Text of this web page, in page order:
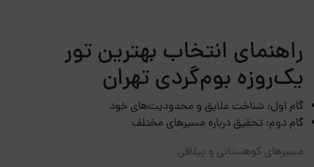
راهنمای انتخاب بهترین تور
یک‌روزه بوم‌گردی تهران
گام اول: شناخت علایق و محدودیت‌های خود
گام دوم: تحقیق درباره مسیرهای مختلف
مسیرهای کوهستانی و ییلاقی